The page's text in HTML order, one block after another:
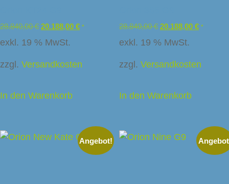
28.840,00€ 20.188,00 € *
exkl. 19 % MwSt.
zzgl. Versandkosten
In den Warenkorb
28.840,00€ 20.188,00 € *
exkl. 19 % MwSt.
zzgl. Versandkosten
In den Warenkorb
Angebot!